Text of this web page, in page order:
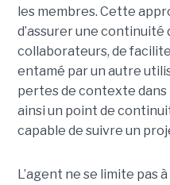
les membres. Cette
d’assurer une
collaborateurs, de
entamé par un autre
pertes de contexte dans
ainsi un point de
capable de suivre un
L’agent ne se limite pas